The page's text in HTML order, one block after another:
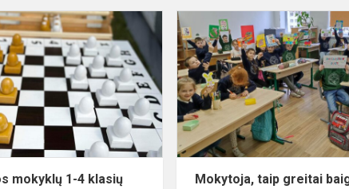
Lietuvos
mokyklų
klasių
komandinės
šaškių
varžybos
mokyklų 1-4 klasių
Mokytoja, taip greitai